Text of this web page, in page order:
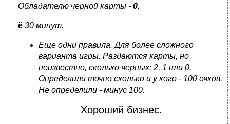
Обладателю черной карты - 0.
ё 30 минут.
Еще одни правила. Для более сложного
варианта игры. Раздаются карты, но
неизвестно, сколько черных: 2, 1 или 0.
Определили точно сколько и у кого - 100 очков.
Не определили - минус 100.
Хороший бизнес.